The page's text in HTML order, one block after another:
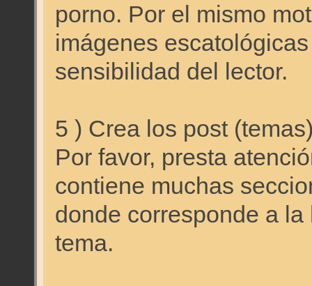
porno. Por el mismo
imágenes
sensibilidad del lector.
5 ) Crea los post
Por favor, presta
contiene muchas
donde corresponde a
tema.